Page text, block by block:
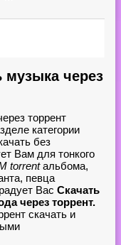
музыка через
торрент
категории
без
Вам для тонкого
torrentальбома,
певца
Вас Скачать
через торрент.
скачать и